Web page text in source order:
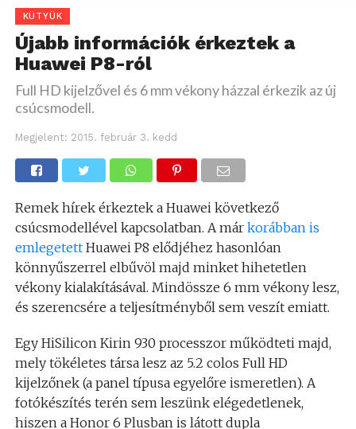
KÜTYÜK
Újabb információk érkeztek a
Huawei P8-ról
Full HD kijelzővel és 6 mm vékony házzal érkezik az új
csúcsmodell.
Megjelent: 2015. február 3. kedd
Remek hírek érkeztek a Huawei következő
csúcsmodellével kapcsolatban. A már korábban is
emlegetettHuawei P8 elődjéhez hasonlóan
könnyűszerrel elbűvöl majd minket hihetetlen
vékony kialakításával. Mindössze 6 mm vékony lesz,
és szerencsére a teljesítményből sem veszít emiatt.
Egy HiSilicon Kirin 930 processzor működteti majd,
mely tökéletes társa lesz az 5.2 colos Full HD
kijelzőnek (a panel típusa egyelőre ismeretlen). A
fotókészítés terén sem leszünk elégedetlenek,
hiszen a Honor 6 Plusban is látott dupla